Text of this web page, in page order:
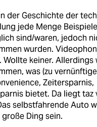
der Geschichte der
jede Menge
sind/waren, jedoch
wurden.
Wollte keiner. Allerdings
was (zu
Zeitersparnis,
bietet. Da liegt taz
selbstfahrende Auto
Ding sein.